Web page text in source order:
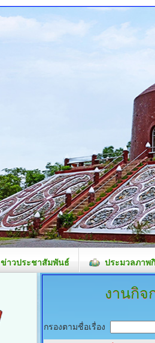
ข่าวประชาสัมพันธ์ ประมวลภาพ
งานกิจ
กรองตามชื่อเรื่อง